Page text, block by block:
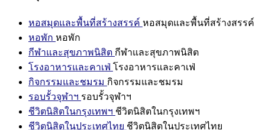
หอสมุดและพื้นที่สร้างสรรค์ หอสมุดและพื้นที่สร้างสรรค์
หอพัก หอพัก
กีฬาและสุขภาพนิสิต กีฬาและสุขภาพนิสิต
โรงอาหารและคาเฟ่ โรงอาหารและคาเฟ่
กิจกรรมและชมรม กิจกรรมและชมรม
รอบรั้วจุฬาฯ รอบรั้วจุฬาฯ
ชีวิตนิสิตในกรุงเทพฯ ชีวิตนิสิตในกรุงเทพฯ
ชีวิตนิสิตในประเทศไทย ชีวิตนิสิตในประเทศไทย